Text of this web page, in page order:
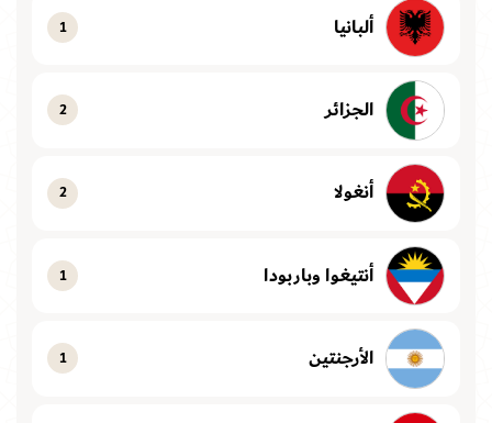
ألبانيا 1
الجزائر 2
أنغولا 2
أنتيغوا وباربودا 1
الأرجنتين 1